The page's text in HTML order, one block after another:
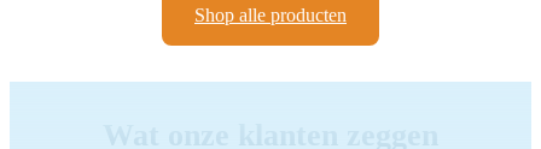
Shop alle producten